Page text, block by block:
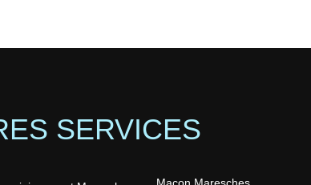
SERVICES